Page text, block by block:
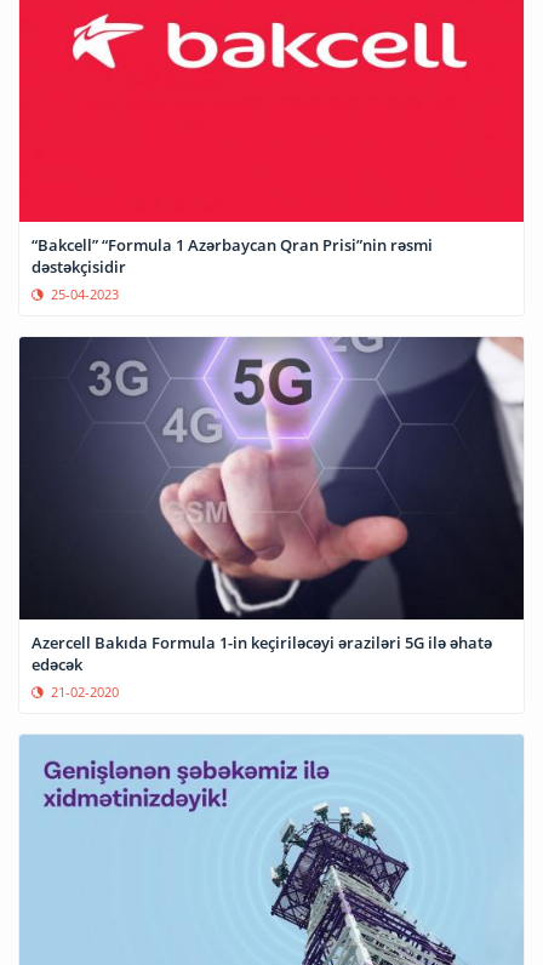
“Bakcell” “Formula 1 Azərbaycan Qran Prisi”nin rəsmi
dəstəkçisidir
25-04-2023
Azercell Bakıda Formula 1-in keçiriləcəyi əraziləri 5G ilə əhatə
edəcək
21-02-2020